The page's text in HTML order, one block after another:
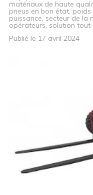
matériaux de haute
pneus en bon état, poids
puissance, secteur de la
opérateurs, solution
Publié le 17 avril 2024